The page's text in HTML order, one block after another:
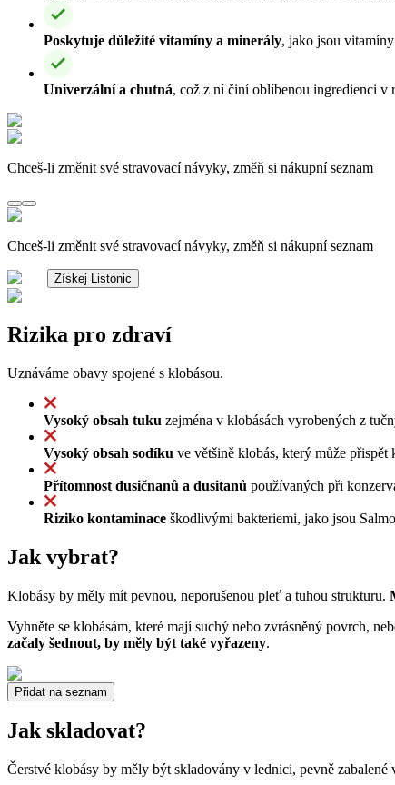
Poskytuje důležité vitamíny a minerály, jako jsou
Univerzální a chutná, což z ní činí oblíbenou ingredienci v
Chceš-li změnit své stravovací návyky, změň si nákupní seznam
Chceš-li změnit své stravovací návyky, změň si nákupní seznam
Získej Listonic
Rizika pro zdraví
Uznáváme obavy spojené s klobásou.
Vysoký obsah tuku zejména v klobásách vyrobených z
Vysoký obsah sodíku ve většině klobás, který může
Přítomnost dusičnanů a dusitanů používaných při
Riziko kontaminace škodlivými bakteriemi, jako jsou
Jak vybrat?
Klobásy by měly mít pevnou, neporušenou pleť a tuhou strukturu.
Vyhněte se klobásám, které mají suchý nebo zvrásněný povrch,
začaly šednout, by měly být také vyřazeny.
Přidat na seznam
Jak skladovat?
Čerstvé klobásy by měly být skladovány v lednici, pevně